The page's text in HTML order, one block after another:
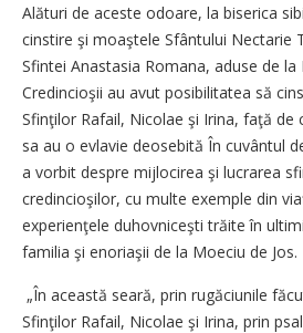
Alături de aceste odoare, la biserica
cinstire şi moaştele Sfântului Nectarie
Sfintei Anastasia Romana, aduse de
Credincioşii au avut posibilitatea să
Sfinţilor Rafail, Nicolae şi Irina, faţă de
sa au o evlavie deosebită În cuvântul
a vorbit despre mijlocirea şi lucrarea
credincioşilor, cu multe exemple din
experienţele duhovniceşti trăite în
familia şi enoriaşii de la Moeciu de Jos.
„În această seară, prin rugăciunile
Sfinţilor Rafail, Nicolae şi Irina, prin